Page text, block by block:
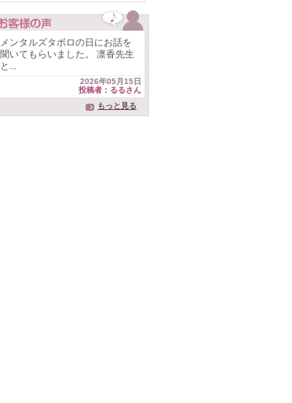
メンタルズタボロの日にお話を
聞いてもらいました。 凛香先生
と...
2026年05月15日
投稿者：るるさん
もっと見る